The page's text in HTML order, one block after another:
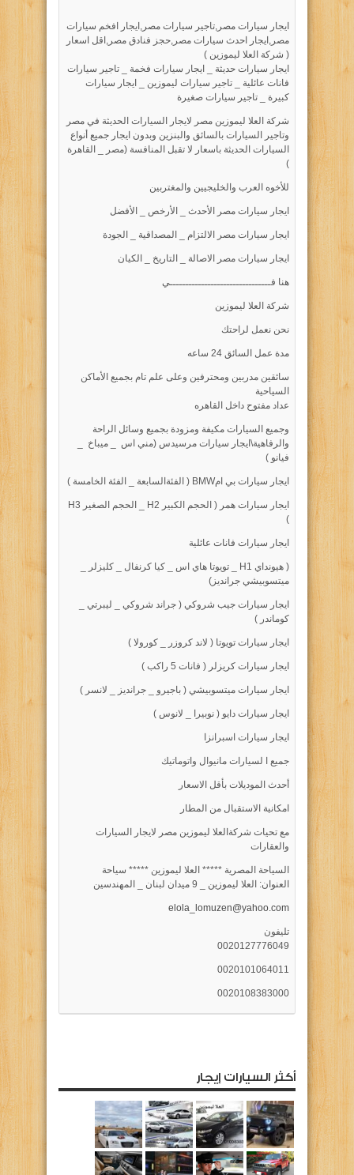
ايجار سيارات مصر,تاجير سيارات مصر,ايجار افخم سيارات
مصر,ايجار احدث سيارات مصر,حجز فنادق مصر,اقل اسعار
( شركة العلا ليموزين )
ايجار سيارات حديثة _ ايجار سيارات فخمة _ تاجير سيارات
فانات عائلية _ تاجير سيارات ليموزين _ ايجار سيارات
كبيرة _ تاجير سيارات صغيرة
شركة العلا ليموزين مصر لايجار السيارات الحديثة في مصر
وتاجير السيارات بالسائق والبنزين وبدون ايجار جميع أنواع
السيارات الحديثة باسعار لا تقبل المنافسة (مصر _ القاهرة
)
للأخوه العرب والخليجيين والمغتربين
ايجار سيارات مصر الأحدث _ الأرخص _ الأفضل
ايجار سيارات مصر الالتزام _ المصداقية _ الجودة
ايجار سيارات مصر الاصالة _ التاريخ _ الكيان
هنا فــــــــــــــــــــــــــــــــي
شركة العلا ليموزين
نحن نعمل لراحتك
مدة عمل السائق 24 ساعه
سائقين مدربين ومحترفين وعلى علم تام بجميع الأماكن
السياحية
عداد مفتوح داخل القاهره
وجميع السيارات مكيفة ومزودة بجميع وسائل الراحة
والرفاهية\ايجار سيارات مرسيدس (مني اس _ ميباخ _
فيانو )
ايجار سيارات بي امBMW ( الفئةالسابعة _ الفئة الخامسة )
ايجار سيارات همر ( الحجم الكبير H2 _ الحجم الصغير H3
)
ايجار سيارات فانات عائلية
( هيونداي H1 _ تويوتا هاي اس _ كيا كرنفال _ كليزلر _
ميتسوبيشي جرانديز)
ايجار سيارات جيب شروكي ( جراند شروكي _ ليبرتي _
كوماندر )
ايجار سيارات تويوتا ( لاند كروزر _ كورولا )
ايجار سيارات كريزلر ( فانات 5 راكب )
ايجار سيارات ميتسوبيشي ( باجيرو _ جرانديز _ لانسر )
ايجار سيارات دايو ( نوبيرا _ لانوس )
ايجار سيارات اسبرانزا
جميع ا لسيارات مانيوال واتوماتيك
أحدث الموديلات بأقل الاسعار
امكانية الاستقبال من المطار
مع تحيات شركةالعلا ليموزين مصر لايجار السيارات
والعقارات
السياحة المصرية ***** العلا ليموزين ***** سياحة
العنوان: العلا ليموزين _ 9 ميدان لبنان _ المهندسين
elola_lomuzen@yahoo.com
تليفون
0020127776049
0020101064011
0020108383000
أكثر السيارات إيجار